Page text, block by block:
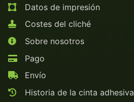
Datos de impresión
Costes del cliché
Sobre nosotros
Pago
Envío
Historia de la cinta adhesiva